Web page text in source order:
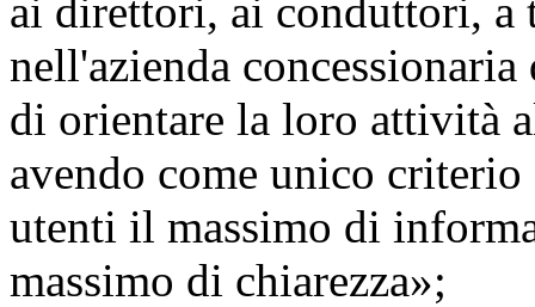
ai direttori, ai conduttori,
nell'azienda
di orientare la loro attività
avendo come unico
utenti il massimo di
massimo di chiarezza»;